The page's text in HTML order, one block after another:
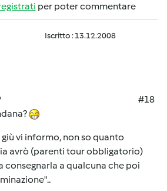
per poter commentare
Iscritto : 13.12.2008
#18
vi informo, non so quanto
avrò (parenti tour obbligatorio)
consegnarla a qualcuna che poi